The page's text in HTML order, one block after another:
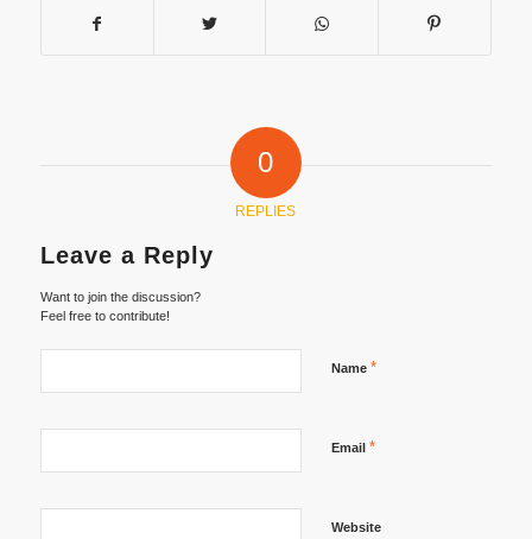
0
REPLIES
Leave a Reply
Want to join the discussion?
Feel free to contribute!
Name *
Email *
Website